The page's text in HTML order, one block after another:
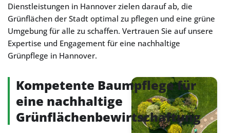
Dienstleistungen in Hannover zielen darauf ab, die
Grünflächen der Stadt optimal zu pflegen und eine grüne
Umgebung für alle zu schaffen. Vertrauen Sie auf unsere
Expertise und Engagement für eine nachhaltige
Grünpflege in Hannover.
Kompetente Baumpflege für
eine nachhaltige
Grünflächenbewirtschaftung